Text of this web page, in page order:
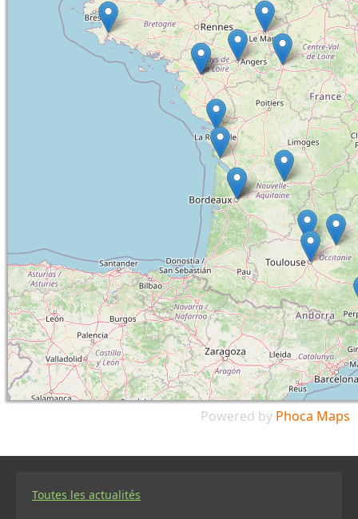
Powered by Phoca Maps
Toutes les actualités